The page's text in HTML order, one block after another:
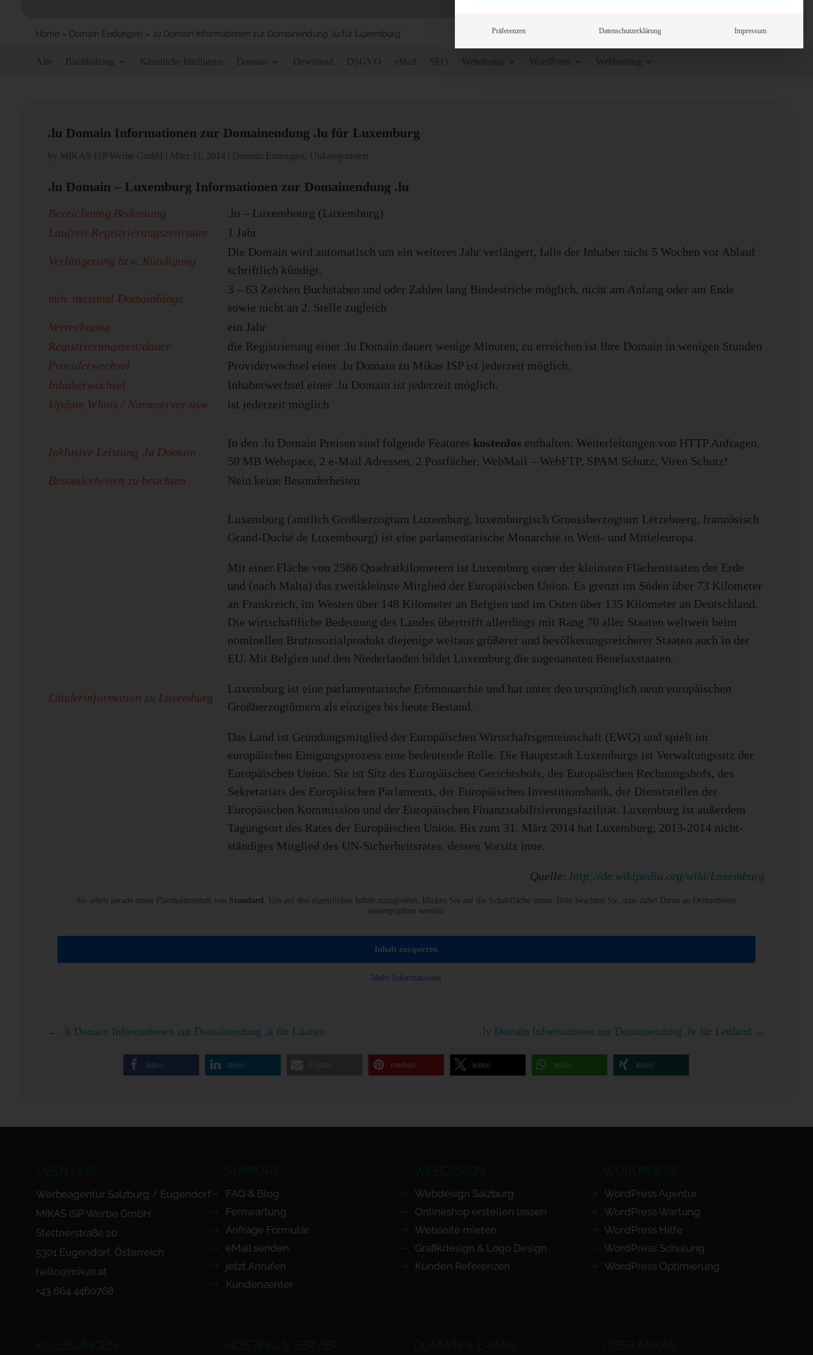
Home» Domain Endungen » .lu Domain Informationen zur Domainendung .lu für Luxemburg
Alle Buchhaltung Künstliche Intelligenz Domain Download DSGVO eMail SEO Webdesign WordPress Webhosting
.lu Domain Informationen zur Domainendung .lu für Luxemburg
by MIKAS ISP Werbe GmbH März 11, 2014 Domain Endungen, Unkategorisiert
.lu Domain – Luxemburg Informationen zur Domainendung .lu
Bezeichnung Bedeutung
.lu – Luxembourg (Luxemburg)
Laufzeit Registrierungszeitraum
1 Jahr
Verlängerung bzw. Kündigung
Die Domain wird automatisch um ein weiteres Jahr verlängert, falls der Inhaber nicht 5 Wochen vor Ablauf
schriftlich kündigt.
min. maximal Domainlänge
3 – 63 Zeichen Buchstaben und oder Zahlen lang Bindestriche möglich, nicht am Anfang oder am Ende
sowie nicht an 2. Stelle zugleich
Verrechnung
ein Jahr
Registrierungszeit/dauer
die Registrierung einer .lu Domain dauert wenige Minuten, zu erreichen ist Ihre Domain in wenigen Stunden
Providerwechsel
Providerwechsel einer .lu Domain zu Mikas ISP ist jederzeit möglich.
Inhaberwechsel
Inhaberwechsel einer .lu Domain ist jederzeit möglich.
Update Whois / Nameserver usw.
ist jederzeit möglich
Inklusive Leistung .lu Domain
In den .lu Domain Preisen sind folgende Features kostenlos enthalten: Weiterleitungen von HTTP Anfragen,
50 MB Webspace, 2 e-Mail Adressen, 2 Postfächer, WebMail – WebFTP, SPAM Schutz, Viren Schutz!
Besonderheiten zu beachten
Nein keine Besonderheiten
Länderinformation zu Luxemburg
Luxemburg (amtlich Großherzogtum Luxemburg, luxemburgisch Groussherzogtum Lëtzebuerg, französisch
Grand-Duché de Luxembourg) ist eine parlamentarische Monarchie in West- und Mitteleuropa.
Mit einer Fläche von 2586 Quadratkilometern ist Luxemburg einer der kleinsten Flächenstaaten der Erde
und (nach Malta) das zweitkleinste Mitglied der Europäischen Union. Es grenzt im Süden über 73 Kilometer
an Frankreich, im Westen über 148 Kilometer an Belgien und im Osten über 135 Kilometer an Deutschland.
Die wirtschaftliche Bedeutung des Landes übertrifft allerdings mit Rang 70 aller Staaten weltweit beim
nominellen Bruttosozialprodukt diejenige weitaus größerer und bevölkerungsreicherer Staaten auch in der
EU. Mit Belgien und den Niederlanden bildet Luxemburg die sogenannten Beneluxstaaten.
Luxemburg ist eine parlamentarische Erbmonarchie und hat unter den ursprünglich neun europäischen
Großherzogtümern als einziges bis heute Bestand.
Das Land ist Gründungsmitglied der Europäischen Wirtschaftsgemeinschaft (EWG) und spielt im
europäischen Einigungsprozess eine bedeutende Rolle. Die Hauptstadt Luxemburgs ist Verwaltungssitz der
Europäischen Union. Sie ist Sitz des Europäischen Gerichtshofs, des Europäischen Rechnungshofs, des
Sekretariats des Europäischen Parlaments, der Europäischen Investitionsbank, der Dienststellen der
Europäischen Kommission und der Europäischen Finanzstabilisierungsfazilität. Luxemburg ist außerdem
Tagungsort des Rates der Europäischen Union. Bis zum 31. März 2014 hat Luxemburg, 2013-2014 nicht-
ständiges Mitglied des UN-Sicherheitsrates, dessen Vorsitz inne.
Quelle: http://de.wikipedia.org/wiki/Luxemburg
Sie sehen gerade einen Platzhalterinhalt von Standard . Um auf den eigentlichen Inhalt zuzugreifen, klicken Sie auf die Schaltfläche unten. Bitte beachten Sie, dass dabei Daten an Drittanbieter
weitergegeben werden.
Inhalt entsperren
Mehr Informationen
← .lt Domain Informationen zur Domainendung .lt für Litauen .lv Domain Informationen zur Domainendung .lv für Lettland →
teilen teilen merken teilen teilen teilen
ÜBER UNS
Werbeagentur Salzburg / Eugendorf
MIKAS ISP Werbe GmbH
Stettnerstraße 20
5301 Eugendorf, Österreich
hello@mikas.at
+43 664 4460768
SUPPORT
FAQ & Blog
Fernwartung
Anfrage Formular
eMail senden
jetzt Anrufen
Kundenzenter
WEBDESIGN
Webdesign Salzburg
Onlineshop erstellen lassen
Webseite mieten
Grafikdesign & Logo Design
Kunden Referenzen
WORDPRESS
WordPress Agentur
WordPress Wartung
WordPress Hilfe
WordPress Schulung
WordPress Optimierung
KI-LÖSUNGEN HOSTING & SERVER DOMAIN & E-MAIL ÜBER MIKAS
Präferenzen Datenschutzerklärung Impressum